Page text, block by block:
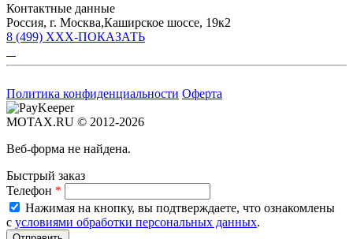
Контактные данные
Россия, г. Москва,Каширское шоссе, 19к2
8 (499) XXX-ПОКАЗАТЬ
Политика конфиденциальности Оферта
MOTAX.RU © 2012-2026
Веб-форма не найдена.
Быстрый заказ
Телефон *
Нажимая на кнопку, вы подтверждаете, что ознакомлены
с условиями обработки персональных данных.